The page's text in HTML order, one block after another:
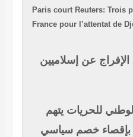
Paris court
France pour
إسلاميين
يتهم
خصم سياسي